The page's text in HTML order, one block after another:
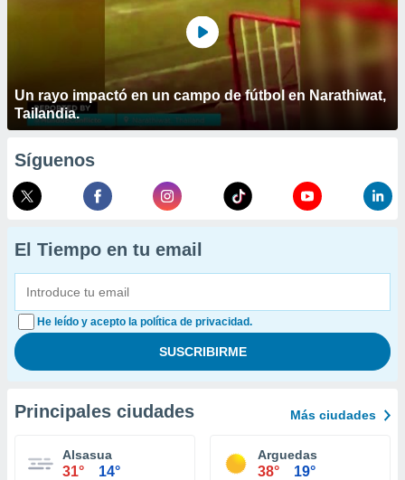
Un rayo impactó en un campo de fútbol en Narathiwat,
Tailandia.
Síguenos
El Tiempo en tu email
He leído y acepto la política de privacidad.
Principales ciudades Más ciudades
Alsasua
31° 14°
Arguedas
38° 19°